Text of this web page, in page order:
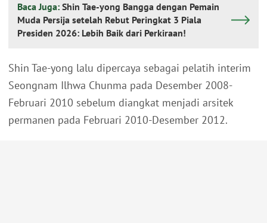
Baca Juga: Shin Tae-yong Bangga dengan Pemain
Muda Persija setelah Rebut Peringkat 3 Piala
Presiden 2026: Lebih Baik dari Perkiraan!
Shin Tae-yong lalu dipercaya sebagai pelatih interim
Seongnam Ilhwa Chunma pada Desember 2008-
Februari 2010 sebelum diangkat menjadi arsitek
permanen pada Februari 2010-Desember 2012.